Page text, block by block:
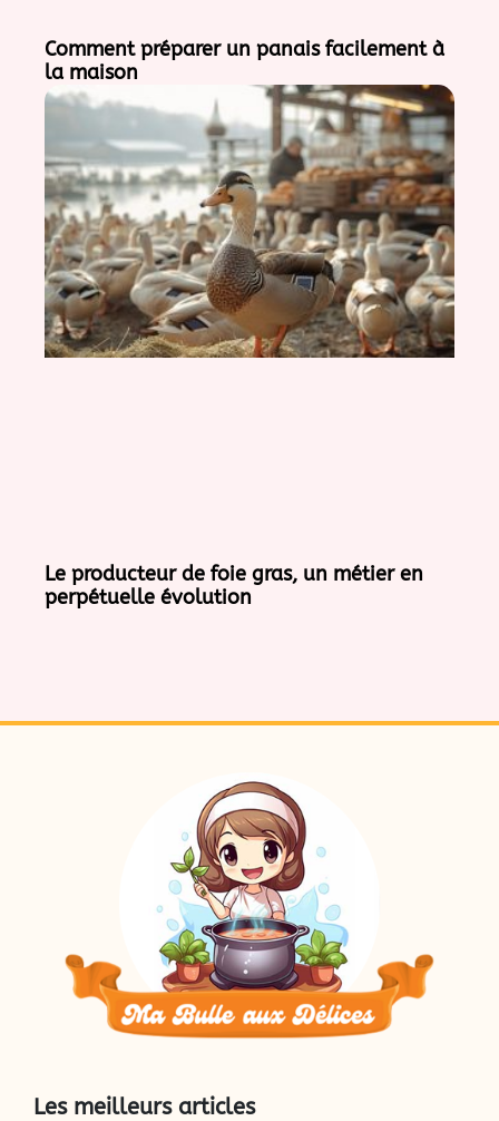
Comment préparer un panais facilement à
la maison
Le producteur de foie gras, un métier en
perpétuelle évolution
Les meilleurs articles